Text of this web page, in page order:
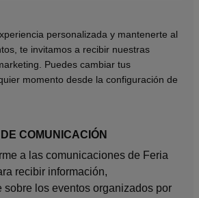
personalizada y mantenerte al
te invitamos a recibir nuestras
Puedes cambiar tus
momento desde la configuración de
COMUNICACIÓN
a las comunicaciones de Feria
recibir información,
sobre los eventos organizados por